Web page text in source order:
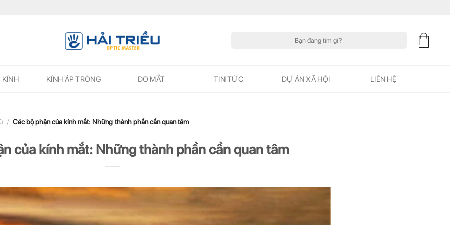
KÍNH KÍNH ÁP TRÒNG ĐO MẮT TIN TỨC DỰ ÁN XÃ HỘI LIÊN HỆ
/ Các bộ phận của kính mắt: Những thành phần cần quan tâm
của kính mắt: Những thành phần cần quan tâm